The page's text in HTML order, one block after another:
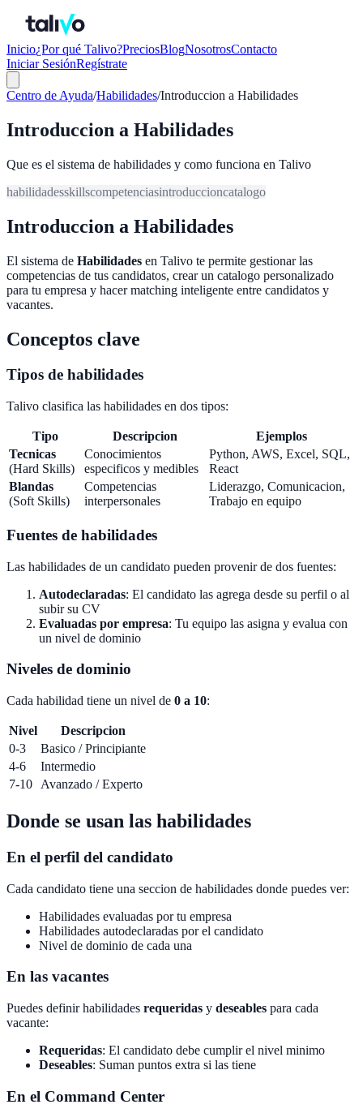
Inicio¿Por qué Talivo?PreciosBlogNosotrosContacto
Iniciar SesiónRegístrate
Centro de Ayuda/Habilidades/Introduccion a Habilidades
Introduccion a Habilidades
Que es el sistema de habilidades y como funciona en Talivo
habilidadesskillscompetenciasintroduccioncatalogo
Introduccion a Habilidades
El sistema de Habilidades en Talivo te permite gestionar las
competencias de tus candidatos, crear un catalogo personalizado
para tu empresa y hacer matching inteligente entre candidatos y
vacantes.
Conceptos clave
Tipos de habilidades
Talivo clasifica las habilidades en dos tipos:
Tipo Descripcion
Ejemplos
Tecnicas
(Hard Skills)
Conocimientos
especificos y medibles
Python, AWS, Excel, SQL,
React
Blandas
(Soft Skills)
Competencias
interpersonales
Liderazgo, Comunicacion,
Trabajo en equipo
Fuentes de habilidades
Las habilidades de un candidato pueden provenir de dos fuentes:
Autodeclaradas: El candidato las agrega desde su perfil o al
subir su CV
Evaluadas por empresa: Tu equipo las asigna y evalua con
un nivel de dominio
Niveles de dominio
Cada habilidad tiene un nivel de 0 a 10:
Nivel
Descripcion
0-3
Basico / Principiante
4-6
Intermedio
7-10
Avanzado / Experto
Donde se usan las habilidades
En el perfil del candidato
Cada candidato tiene una seccion de habilidades donde puedes ver:
Habilidades evaluadas por tu empresa
Habilidades autodeclaradas por el candidato
Nivel de dominio de cada una
En las vacantes
Puedes definir habilidades requeridas y deseables para cada
vacante:
Requeridas: El candidato debe cumplir el nivel minimo
Deseables: Suman puntos extra si las tiene
En el Command Center